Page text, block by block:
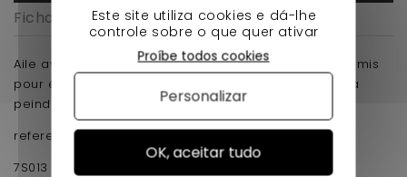
Ficha de dados
Aile avant gauche aixam 500.4 pour voiture sans permis
pour également 500.5 et 500.5 minivan en abs pret a
peindre.
reference d'origine :
7S013
Este site utiliza cookies e dá-lhe
controle sobre o que quer ativar
OK, aceitar tudo
Proíbe todos cookies
Personalizar